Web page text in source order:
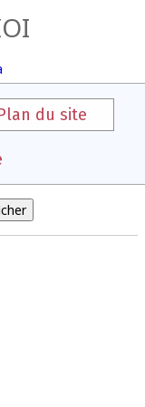
du site